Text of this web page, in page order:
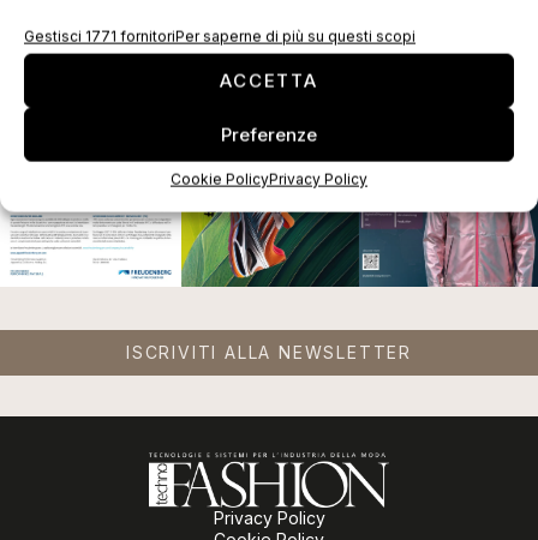
Gestisci 1771 fornitoriPer saperne di più su questi scopi
ACCETTA
Preferenze
Cookie PolicyPrivacy Policy
EDICOLA WEB
ISCRIVITI ALLA NEWSLETTER
Privacy Policy